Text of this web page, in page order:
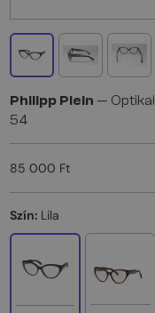
Philipp Plein —
54
85 000 Ft
Szín: Lila